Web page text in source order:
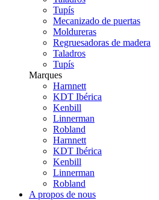
Tupís
Mecanizado de puertas
Moldureras
Regruesadoras de madera
Taladros
Tupís
Marques
Harnnett
KDT Ibérica
Kenbill
Linnerman
Robland
Harnnett
KDT Ibérica
Kenbill
Linnerman
Robland
A propos de nous